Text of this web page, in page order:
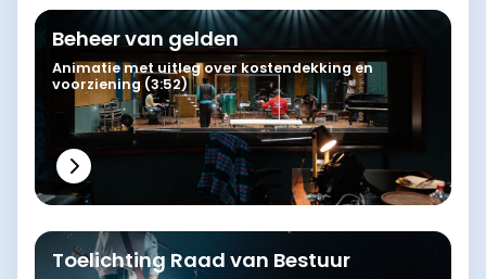
Beheer van gelden
Animatie met uitleg over kostendekking en
voorziening (3:52)
Toelichting Raad van Bestuur